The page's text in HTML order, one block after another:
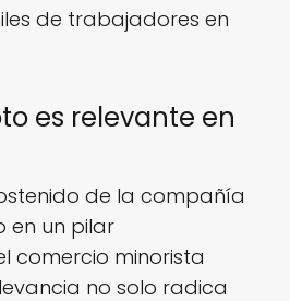
de trabajadores en
es relevante en
de la compañía
en un pilar
comercio minorista
no solo radica